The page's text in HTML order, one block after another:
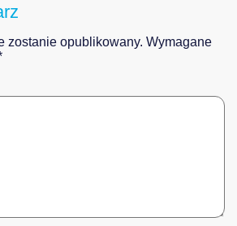
zostanie opublikowany. Wymagane